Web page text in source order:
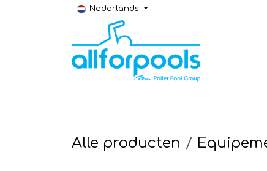
Overslaan naar inhoud
Nederlands
Alle producten